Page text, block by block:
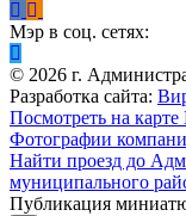
Мэр в соц. сетях:
© 2026 г.
Разработка сайта:
Посмотреть на карте
Фотографии
Найти проезд до
муниципального
Публикация